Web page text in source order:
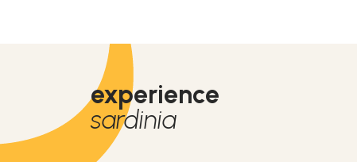
experience
sardinia